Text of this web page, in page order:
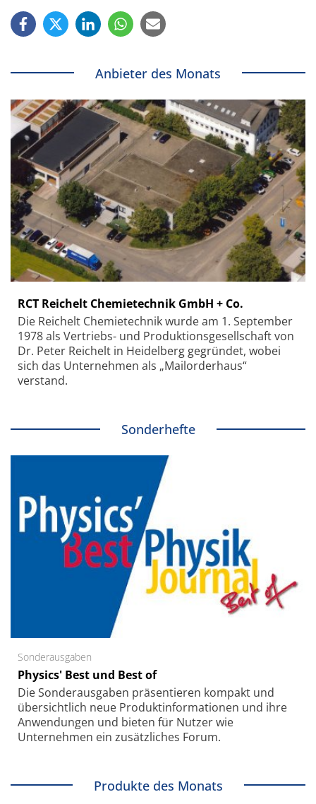
Anbieter des Monats
RCT Reichelt Chemietechnik GmbH + Co.
Die Reichelt Chemietechnik wurde am 1. September
1978 als Vertriebs- und Produktionsgesellschaft von
Dr. Peter Reichelt in Heidelberg gegründet, wobei
sich das Unternehmen als „Mailorderhaus“
verstand.
Sonderhefte
Sonderausgaben
Physics' Best und Best of
Die Sonder­ausgaben präsentieren kompakt und
übersichtlich neue Produkt­informationen und ihre
Anwendungen und bieten für Nutzer wie
Unternehmen ein zusätzliches Forum.
Produkte des Monats